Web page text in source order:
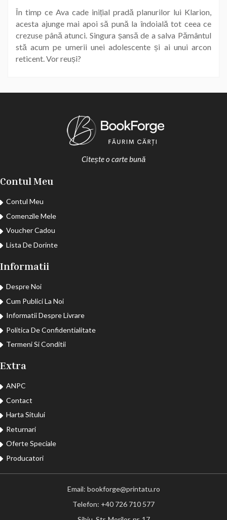
În timp ce Ava cade inițial pradă planurilor lui Klarion,
acesta ajunge mai apoi să pună la îndoială tot ceea ce
crezuse până atunci. Singura șansă de a salva Pământul
stă acum pe umerii unei adolescente și ai unui arcon
reticent. Vor reuși?
Citește o carte bună
Contul Meu
Contul Meu
Comenzile Mele
Voucher Cadou
Lista De Dorinte
Informatii
Despre Noi
Cum Publici La Noi
Informatii Despre Livrare
Politica De Confidentialitate
Termeni Si Conditii
Extra
ANPC
Contact
Harta Sitului
Returnari
Oferte Speciale
Producatori
Email: bookforge@printatu.ro
Telefon: +40 726 710 577